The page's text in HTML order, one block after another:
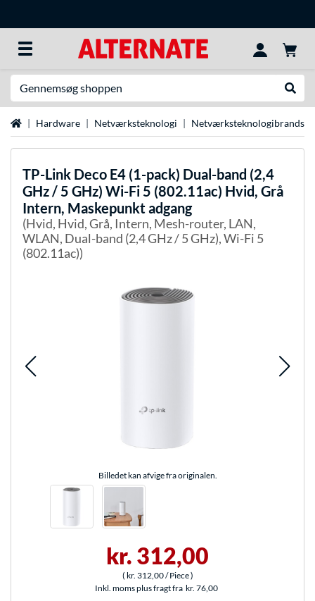
StartsideHardware Netværksteknologi Netværksteknologibrands
TP-Link Deco E4 (1-pack) Dual-band (2,4
GHz / 5 GHz) Wi-Fi 5 (802.11ac) Hvid, Grå
Intern, Maskepunkt adgang
(Hvid, Hvid, Grå, Intern, Mesh-router, LAN,
WLAN, Dual-band (2,4 GHz / 5 GHz), Wi-Fi 5
(802.11ac))
Billedet kan afvige fra originalen.
kr. 312,00
( kr. 312,00/ Piece)
Inkl. moms plus fragt fra kr. 76,00